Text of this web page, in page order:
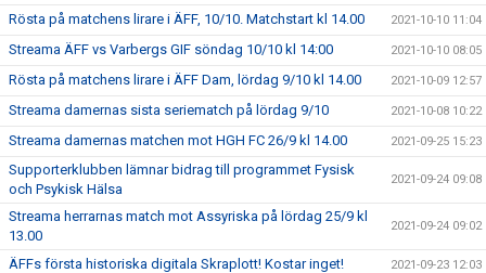
Rösta på matchens lirare i ÄFF, 10/10. Matchstart kl 14.00 2021-10-10 11:04
Streama ÄFF vs Varbergs GIF söndag 10/10 kl 14:00 2021-10-10 08:05
Rösta på matchens lirare i ÄFF Dam, lördag 9/10 kl 14.00 2021-10-09 12:57
Streama damernas sista seriematch på lördag 9/10 2021-10-08 10:22
Streama damernas matchen mot HGH FC 26/9 kl 14.00 2021-09-25 15:23
Supporterklubben lämnar bidrag till programmet Fysisk
och Psykisk Hälsa
2021-09-24 09:08
Streama herrarnas match mot Assyriska på lördag 25/9 kl
13.00
2021-09-24 09:02
ÄFFs första historiska digitala Skraplott! Kostar inget! 2021-09-23 12:03